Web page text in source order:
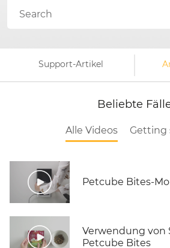
Support-Artikel
Beliebte
Alle Videos Getting
Petcube Bites-
Verwendung von
Petcube Bites